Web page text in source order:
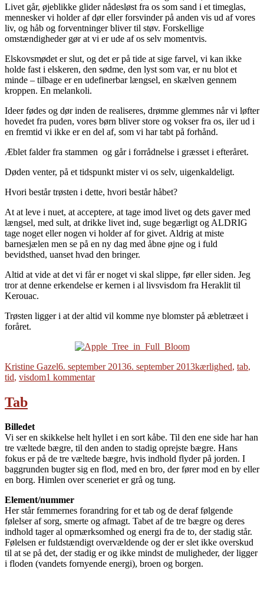
Livet går, øjeblikke glider nådesløst fra os som sand i et timeglas,
mennesker vi holder af dør eller forsvinder på anden vis ud af vores
liv, og håb og forventninger bliver til støv. Forskellige
omstændigheder gør at vi er ude af os selv momentvis.
Elskovsmødet er slut, og det er på tide at sige farvel, vi kan ikke
holde fast i elskeren, den sødme, den lyst som var, er nu blot et
minde – tilbage er en udefinerbar længsel, en skælven gennem
kroppen. En melankoli.
Ideer fødes og dør inden de realiseres, drømme glemmes når vi løfter
hovedet fra puden, vores børn bliver store og vokser fra os, iler ud i
en fremtid vi ikke er en del af, som vi har tabt på forhånd.
Æblet falder fra stammen og går i forrådnelse i græsset i efteråret.
Døden venter, på et tidspunkt mister vi os selv, uigenkaldeligt.
Hvori består trøsten i dette, hvori består håbet?
At at leve i nuet, at acceptere, at tage imod livet og dets gaver med
længsel, med sult, at drikke livet ind, suge begærligt og ALDRIG
tage noget eller nogen vi holder af for givet. Aldrig at miste
barnesjælen men se på en ny dag med åbne øjne og i fuld
bevidsthed, uanset hvad den bringer.
Altid at vide at det vi får er noget vi skal slippe, før eller siden. Jeg
tror at denne erkendelse er kernen i al livsvisdom fra Heraklit til
Kerouac.
Trøsten ligger i at der altid vil komme nye blomster på æbletræet i
foråret.
Forfatter
Kristine GazelUdgivet
6. september 20136. september 2013Tags
kærlighed, tab,
tid, visdom1 kommentartil
Tab
Billedet
Vi ser en skikkelse helt hyllet i en sort kåbe. Til den ene side har han
tre væltede bægre, til den anden to stadig oprejste bægre. Hans
fokus er på de tre væltede bægre, hvis indhold flyder på jorden. I
baggrunden bugter sig en flod, med en bro, der fører mod en by eller
en borg. Himlen over sceneriet er grå og tung.
Element/nummer
Her står femmernes forandring for et tab og de deraf følgende
følelser af sorg, smerte og afmagt. Tabet af de tre bægre og deres
indhold tager al opmærksomhed og energi fra de to, der stadig står.
Følelsen er fuldstændigt overvældende og der er slet ikke overskud
til at se på det, der stadig er og ikke mindst de muligheder, der ligger
i floden (vandets fornyende energi), broen og borgen.